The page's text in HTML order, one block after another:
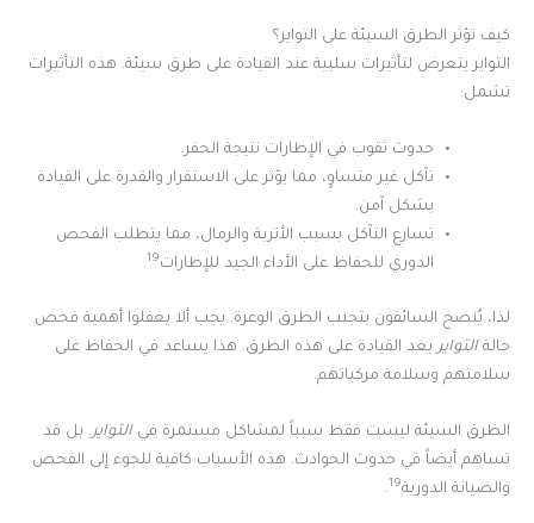
كيف تؤثر الطرق السيئة على التواير؟
التواير يتعرض لتأثيرات سلبية عند القيادة على طرق سيئة. هذه التأثيرات
تشمل:
حدوث ثقوب في الإطارات نتيجة الحفر.
تآكل غير متساوٍ، مما يؤثر على الاستقرار والقدرة على القيادة
بشكل آمن.
تسارع التآكل بسبب الأتربة والرمال، مما يتطلب الفحص
الدوري للحفاظ على الأداء الجيد للإطارات19
.
لذا، يُنصح السائقون بتجنب الطرق الوعرة. يجب ألا يغفلوا أهمية فحص
حالة التوايربعد القيادة على هذه الطرق. هذا يساعد في الحفاظ على
سلامتهم وسلامة مركباتهم.
الطرق السيئة ليست فقط سبباً لمشاكل مستمرة في التواير. بل قد
تساهم أيضاً في حدوث الحوادث. هذه الأسباب كافية للجوء إلى الفحص
والصيانة الدورية19
.